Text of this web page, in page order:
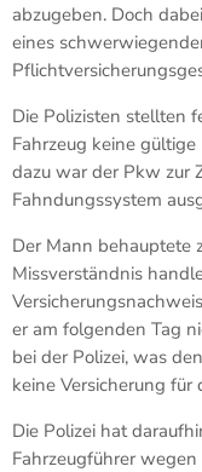
abzugeben. Doch
eines
Die Polizisten stellten
Fahrzeug keine
dazu war der Pkw zur
Fahndungssystem
Der Mann behauptete
Missverständnis
er am folgenden Tag
bei der Polizei, was
keine Versicherung
Die Polizei hat
Fahrzeugführer